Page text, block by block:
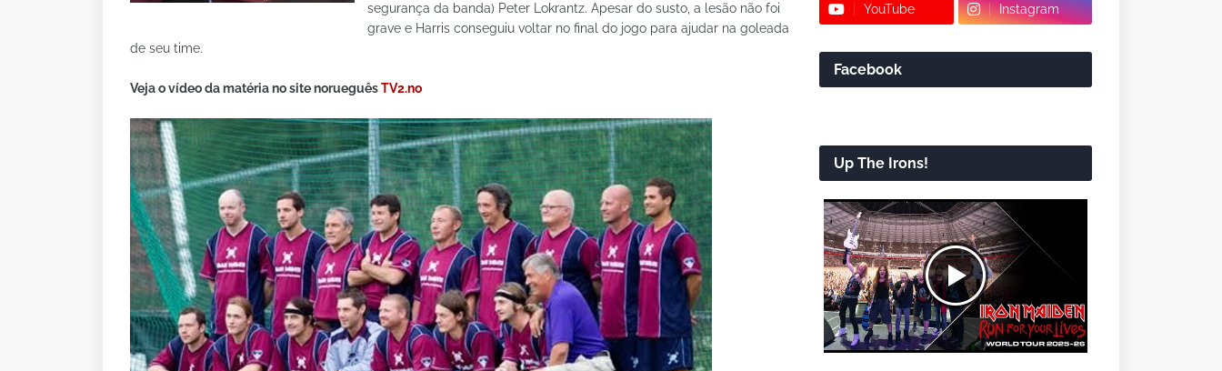
segurança da banda) Peter Lokrantz. Apesar do susto, a lesão não foi
grave e Harris conseguiu voltar no final do jogo para ajudar na goleada
de seu time.
Veja o vídeo da matéria no site norueguêsTV2.no
YouTube Instagram
Facebook
Up The Irons!